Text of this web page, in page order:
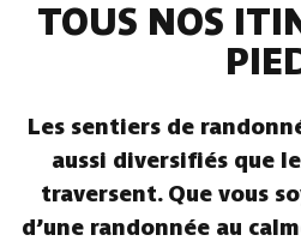
TOUS NOS
Les sentiers de
aussi diversifiés que
traversent. Que vous
d’une randonnée au